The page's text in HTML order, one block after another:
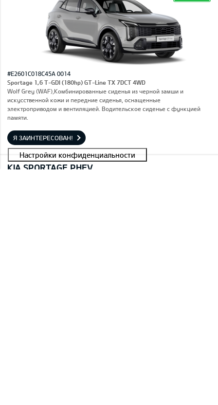
#E2601C018C45A 0014
Sportage 1,6 T-GDI (180hp) GT-Line TX 7DCT 4WD
Wolf Grey (WAF),Комбинированные сиденья из черной замши и
искусственной кожи и передние сиденья, оснащенные
электроприводом и вентиляцией. Водительское сиденье с функцией
памяти.
Я ЗАИНТЕРЕСОВАН!
KIA SPORTAGE PHEV